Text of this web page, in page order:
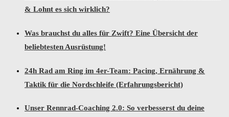
& Lohnt es sich wirklich?
Was brauchst du alles für Zwift? Eine Übersicht der
beliebtesten Ausrüstung!
24h Rad am Ring im 4er-Team: Pacing, Ernährung &
Taktik für die Nordschleife (Erfahrungsbericht)
Unser Rennrad-Coaching 2.0: So verbesserst du deine